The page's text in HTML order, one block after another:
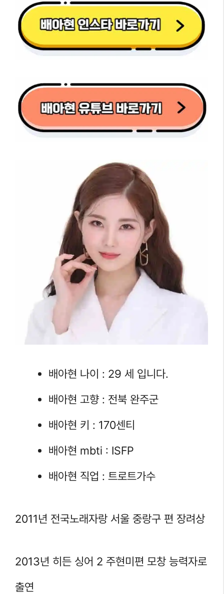
배아현 나이 : 29 세 입니다.
배아현 고향 : 전북 완주군
배아현 키 : 170센티
배아현 mbti : ISFP
배아현 직업 : 트로트가수
2011년 전국노래자랑 서울 중랑구 편 장려상
2013년 히든 싱어 2 주현미편 모창 능력자로
출연